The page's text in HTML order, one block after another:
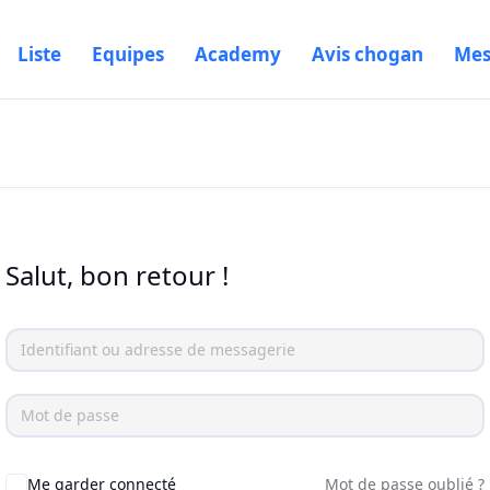
Liste Equipes Academy Avis chogan
Salut, bon retour !
Me garder connecté Mot de passe oublié ?